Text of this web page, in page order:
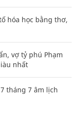
hóa học bằng thơ,
vợ tỷ phú Phạm
nhất
tháng 7 âm lịch